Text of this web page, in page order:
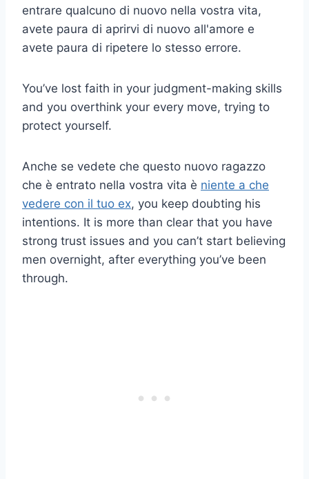
entrare qualcuno di nuovo nella vostra vita,
avete paura di aprirvi di nuovo all'amore e
avete paura di ripetere lo stesso errore.
You’ve lost faith in your judgment-making skills
and you overthink your every move, trying to
protect yourself.
Anche se vedete che questo nuovo ragazzo
che è entrato nella vostra vita è niente a che
vedere con il tuo ex, you keep doubting his
intentions. It is more than clear that you have
strong trust issues and you can’t start believing
men overnight, after everything you’ve been
through.